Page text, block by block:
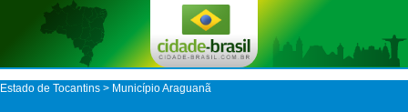
Estado de Tocantins > Município Araguanã